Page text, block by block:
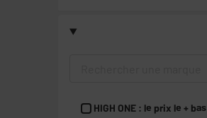
HIGH ONE : le prix le + bas